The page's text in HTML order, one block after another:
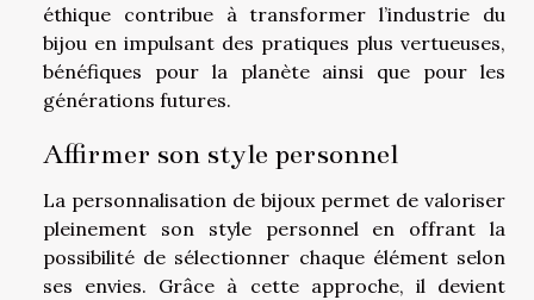
éthique contribue à transformer l’industrie du
bijou en impulsant des pratiques plus vertueuses,
bénéfiques pour la planète ainsi que pour les
générations futures.
Affirmer son style personnel
La personnalisation de bijoux permet de valoriser
pleinement son style personnel en offrant la
possibilité de sélectionner chaque élément selon
ses envies. Grâce à cette approche, il devient